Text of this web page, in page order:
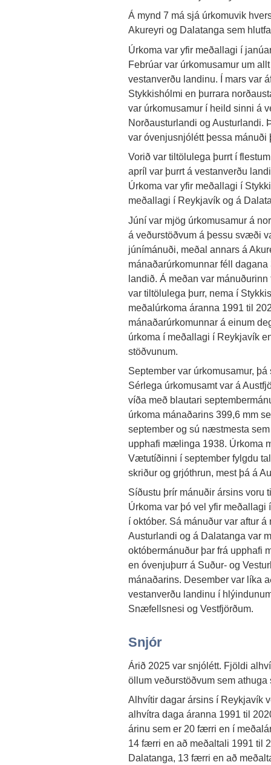
Á mynd 7 má sjá úrkomuvik
Akureyri og Dalatanga sem
Úrkoma var yfir meðallagi í
Febrúar var úrkomusamur um
vestanverðu landinu. Í mars var
Stykkishólmi en þurrara
var úrkomusamur í heild sinni á
Norðausturlandi og Austurlandi.
var óvenjusnjólétt þessa mánuði
Vorið var tiltölulega þurrt í
apríl var þurrt á vestanverðu
Úrkoma var yfir meðallagi í
meðallagi í Reykjavík og á
Júní var mjög úrkomusamur á
á veðurstöðvum á þessu svæði
júnímánuði, meðal annars á
mánaðarúrkomunnar féll
landið. Á meðan var
var tiltölulega þurr, nema í
meðalúrkoma áranna 1991 til
mánaðarúrkomunnar á einum
úrkoma í meðallagi í Reykjavík
stöðvunum.
September var úrkomusamur,
Sérlega úrkomusamt var á
víða með blautari
úrkoma mánaðarins 399,6 mm
september og sú næstmesta
upphafi mælinga 1938. Úrkoma
Vætutíðinni í september fylgdu
skriður og grjóthrun, mest þá á
Síðustu þrír mánuðir ársins voru
Úrkoma var þó vel yfir
í október. Sá mánuður var aftur
Austurlandi og á Dalatanga var
októbermánuður þar frá upphafi
en óvenjuþurr á Suður- og
mánaðarins. Desember var líka
vestanverðu landinu í
Snæfellsnesi og Vestfjörðum.
Snjór
Árið 2025 var snjólétt. Fjöldi
öllum veðurstöðvum sem athuga
Alhvítir dagar ársins í Reykjavík
alhvítra daga áranna 1991 til
árinu sem er 20 færri en í
14 færri en að meðaltali 1991 til
Dalatanga, 13 færri en að